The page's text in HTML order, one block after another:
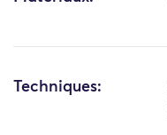
Techniques: